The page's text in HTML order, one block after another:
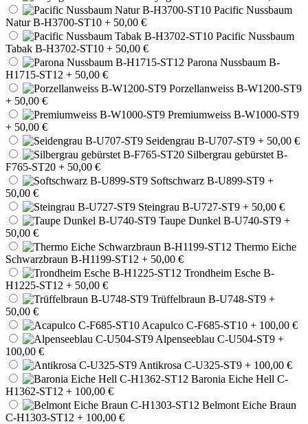
Pacific Nussbaum
Natur B-H3700-ST10 + 50,00 €
Pacific Nussbaum
Tabak B-H3702-ST10 + 50,00 €
Parona Nussbaum B-
H1715-ST12 + 50,00 €
Porzellanweiss B-W1200-ST9
+ 50,00 €
Premiumweiss B-W1000-ST9
+ 50,00 €
Seidengrau B-U707-ST9 + 50,00 €
Silbergrau gebürstet B-
F765-ST20 + 50,00 €
Softschwarz B-U899-ST9 +
50,00 €
Steingrau B-U727-ST9 + 50,00 €
Taupe Dunkel B-U740-ST9 +
50,00 €
Thermo Eiche
Schwarzbraun B-H1199-ST12 + 50,00 €
Trondheim Esche B-
H1225-ST12 + 50,00 €
Trüffelbraun B-U748-ST9 +
50,00 €
Acapulco C-F685-ST10 + 100,00 €
Alpenseeblau C-U504-ST9 +
100,00 €
Antikrosa C-U325-ST9 + 100,00 €
Baronia Eiche Hell C-
H1362-ST12 + 100,00 €
Belmont Eiche Braun
C-H1303-ST12 + 100,00 €